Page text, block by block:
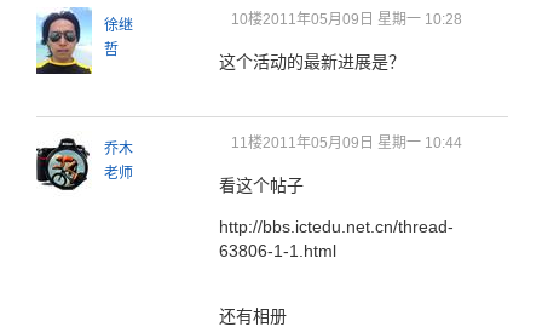
徐继
哲
10楼2011年05月09日 星期一 10:28
这个活动的最新进展是？
乔木
老师
11楼2011年05月09日 星期一 10:44
看这个帖子
http://bbs.ictedu.net.cn/thread-
63806-1-1.html
还有相册